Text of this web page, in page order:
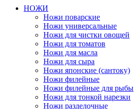
НОЖИ
Ножи поварские
Ножи универсальные
Ножи для чистки овощей
Ножи для томатов
Ножи для масла
Ножи для сыра
Ножи японские (сантоку)
Ножи филейные
Ножи филейные для рыбы
Ножи для тонкой нарезки
Ножи разделочные